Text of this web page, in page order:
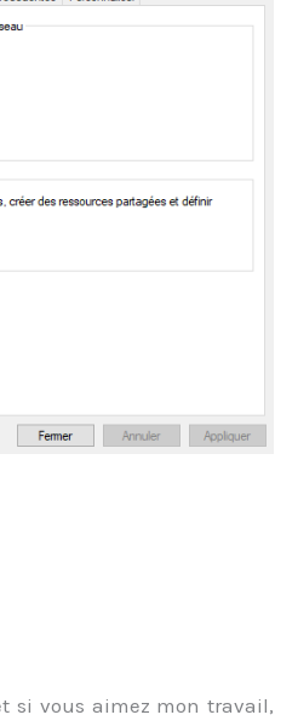
si vous aimez mon travail,